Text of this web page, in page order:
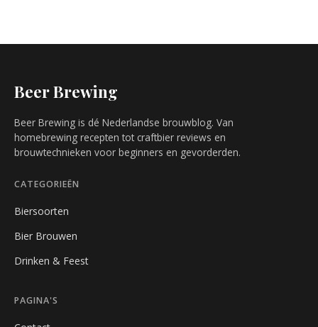
Beer Brewing
Beer Brewing is dé Nederlandse brouwblog. Van
homebrewing recepten tot craftbier reviews en
brouwtechnieken voor beginners en gevorderden.
CATEGORIEËN
Biersoorten
Bier Brouwen
Drinken & Feest
PAGINA'S